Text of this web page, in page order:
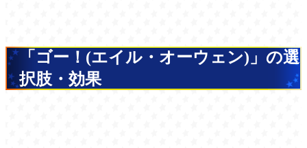
「ゴー！(エイル・オーウェン)」の選
択肢・効果